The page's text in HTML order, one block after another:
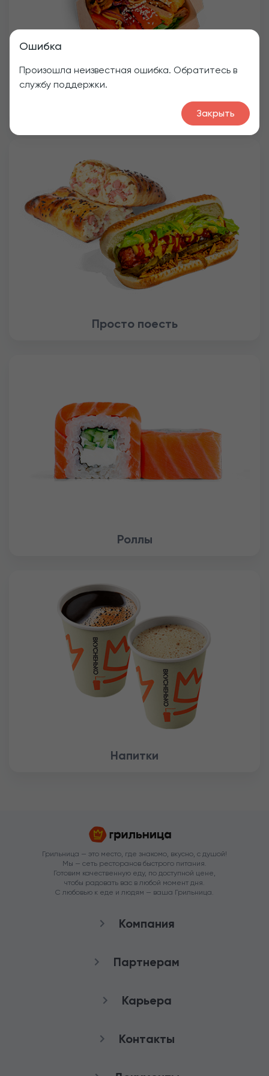
Ошибка
Произошла неизвестная ошибка. Обратитесь в
службу поддержки.
Закрыть
Просто поесть
Роллы
Напитки
Грильница — это место, где знакомо, вкусно, с душой!
Мы — сеть ресторанов быстрого питания.
Готовим качественную еду, по доступной цене,
чтобы радовать вас в любой момент дня.
С любовью к еде и людям — ваша Грильница.
Компания
Рестораны
Партнерам
Аренда
Карьера
качества
Контакты